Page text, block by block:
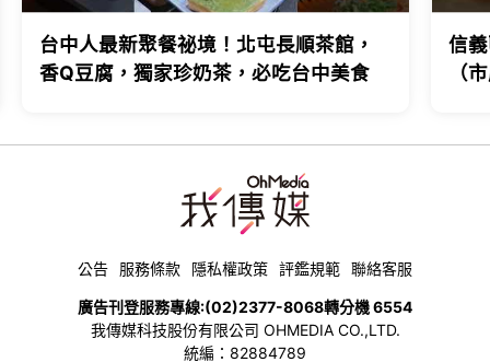
台中人最新聚餐祕境！北屯長順茶館，
香Q豆腐，獨家珍奶茶，必吃台中美食
信
（
公告 服務條款 隱私權政策 評鑑規範 聯絡客服
廣告刊登服務專線:(02)2377-8068轉分機 6554
我傳媒科技股份有限公司 OHMEDIA CO.,LTD.
統編：82884789